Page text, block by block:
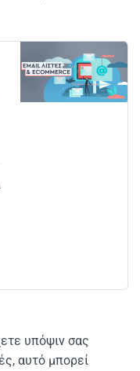
υπόψιν σας
αυτό μπορεί